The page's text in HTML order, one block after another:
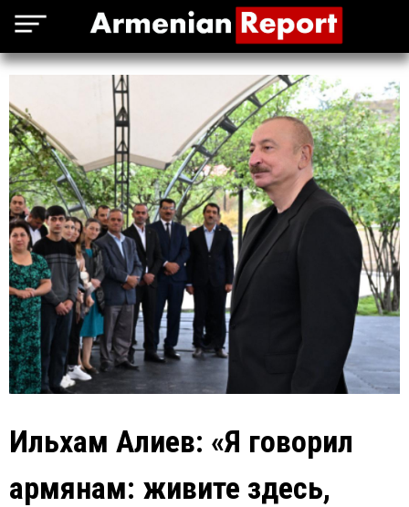
Ильхам Алиев: «Я говорил
армянам: живите здесь,